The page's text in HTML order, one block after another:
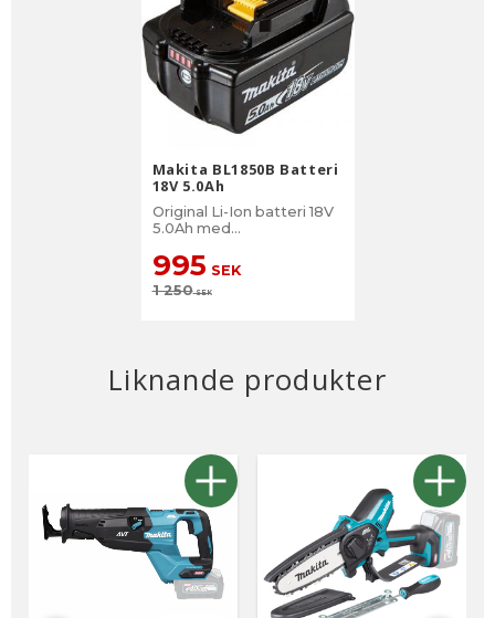
Makita BL1850B Batteri
18V 5.0Ah
Original Li-Ion batteri 18V
5.0Ah med
995 SEK
1 250SEK
Liknande produkter